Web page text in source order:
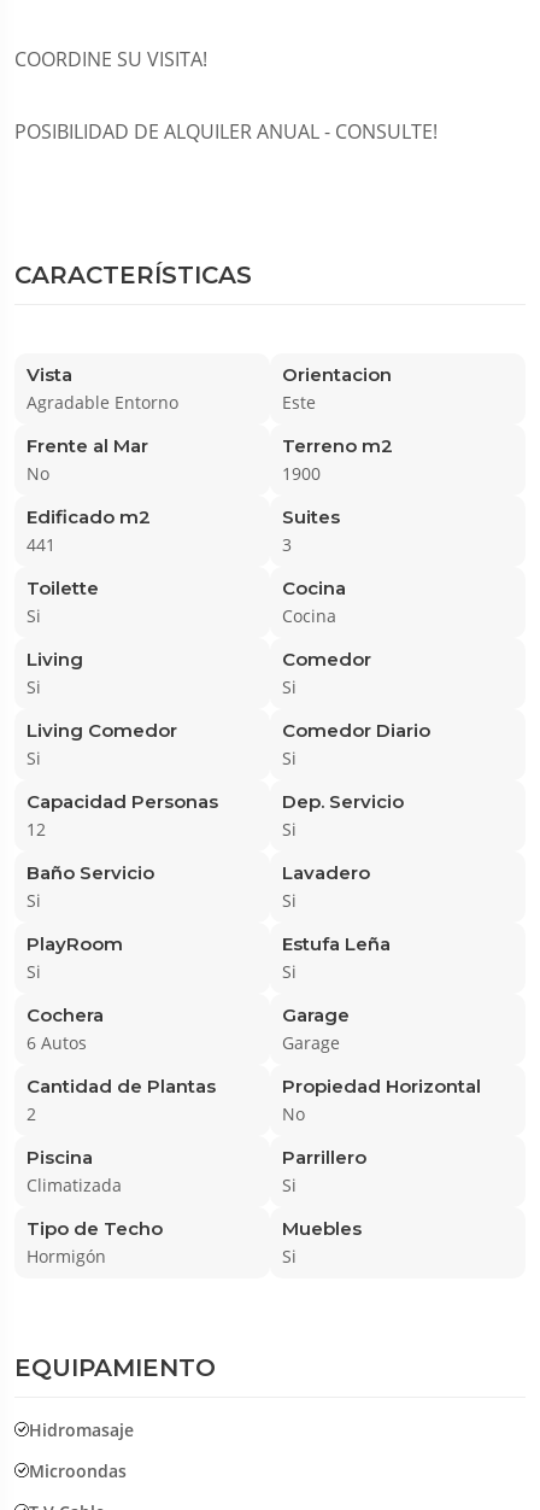
COORDINE SU VISITA!
POSIBILIDAD DE ALQUILER ANUAL - CONSULTE!
CARACTERÍSTICAS
Vista
Agradable Entorno
Orientacion
Este
Frente al Mar
No
Terreno m2
1900
Edificado m2
441
Suites
3
Toilette
Si
Cocina
Cocina
Living
Si
Comedor
Si
Living Comedor
Si
Comedor Diario
Si
Capacidad Personas
12
Dep. Servicio
Si
Baño Servicio
Si
Lavadero
Si
PlayRoom
Si
Estufa Leña
Si
Cochera
6 Autos
Garage
Garage
Cantidad de Plantas
2
Propiedad Horizontal
No
Piscina
Climatizada
Parrillero
Si
Tipo de Techo
Hormigón
Muebles
Si
EQUIPAMIENTO
Hidromasaje
Microondas